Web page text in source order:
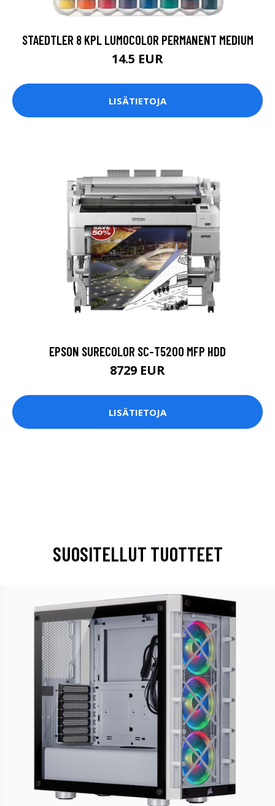
STAEDTLER 8 KPL LUMOCOLOR PERMANENT MEDIUM
14.5 EUR
LISÄTIETOJA
EPSON SURECOLOR SC-T5200 MFP HDD
8729 EUR
LISÄTIETOJA
SUOSITELLUT TUOTTEET